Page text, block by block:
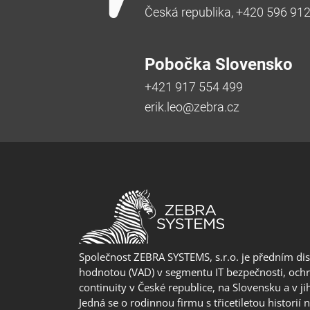
Česká republika, +420 596
Pobočka Slovensko
+421 917 554 499
erik.leo@zebra.cz
Společnost ZEBRA SYSTEMS, s.r.o. je předním
hodnotou (VAD) v segmentu IT bezpečnosti,
continuity v České republice, na Slovensku a v
Jedná se o rodinnou firmu s třicetiletou historií